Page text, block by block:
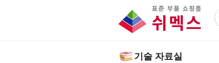
기술 자료실